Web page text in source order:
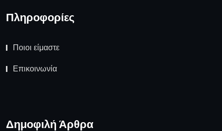
Πληροφορίες
Ποιοι είμαστε
Επικοινωνία
Δημοφιλή Άρθρα